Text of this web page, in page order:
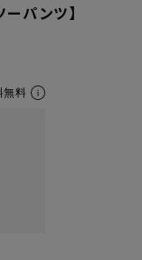
パンツ】
無料